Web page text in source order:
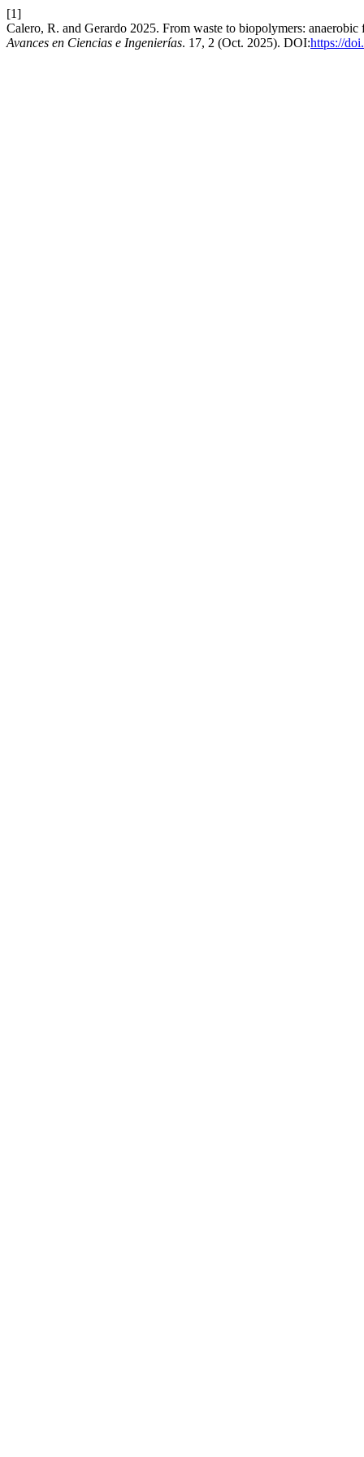
[1]
Calero, R. and Gerardo 2025. From waste to biopolymers:
Avances en Ciencias e Ingenierías. 17, 2 (Oct. 2025). DOI:https://